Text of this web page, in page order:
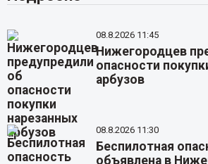
08.8.2026 11:45
Нижегородцев
опасности
арбузов
08.8.2026 11:30
Беспилотная
объявлена в